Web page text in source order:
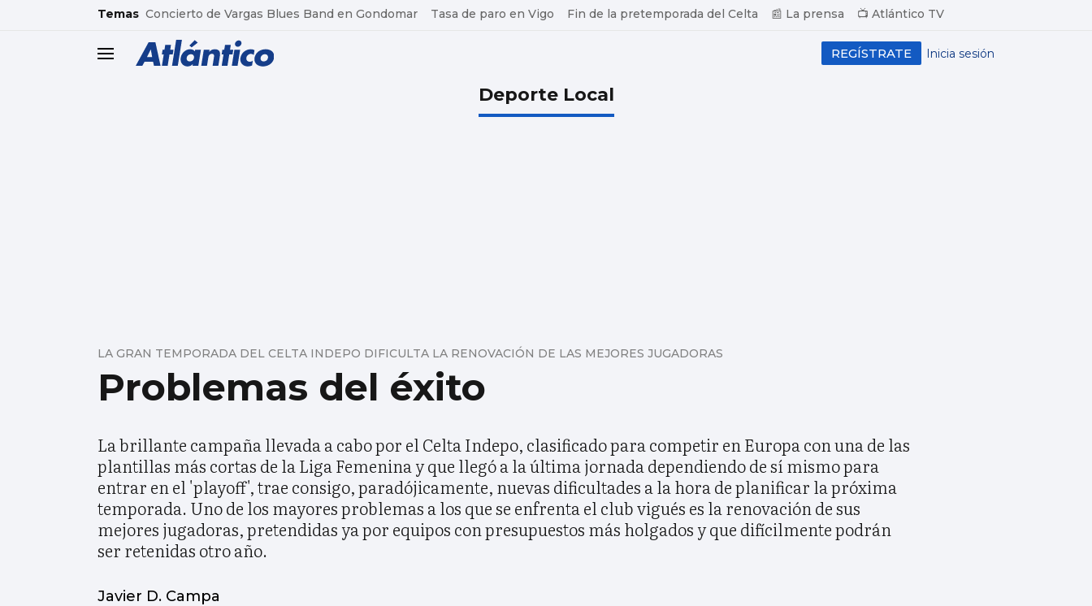
common.go-to-content
Temas Concierto de Vargas Blues Band en Gondomar Tasa de paro en Vigo Fin de la pretemporada del Celta 📰 La prensa 📺 Atlántico TV
header.menu.open Inicia sesión
REGÍSTRATE
Deporte Local
Problemas del éxito
LA GRAN TEMPORADA DEL CELTA INDEPO DIFICULTA LA RENOVACIÓN DE LAS MEJORES JUGADORAS
La brillante campaña llevada a cabo por el Celta Indepo, clasificado para competir en Europa con una de las
plantillas más cortas de la Liga Femenina y que llegó a la última jornada dependiendo de sí mismo para
entrar en el 'playoff', trae consigo, paradójicamente, nuevas dificultades a la hora de planificar la próxima
temporada. Uno de los mayores problemas a los que se enfrenta el club vigués es la renovación de sus
mejores jugadoras, pretendidas ya por equipos con presupuestos más holgados y que difícilmente podrán
ser retenidas otro año.
Javier D. Campa